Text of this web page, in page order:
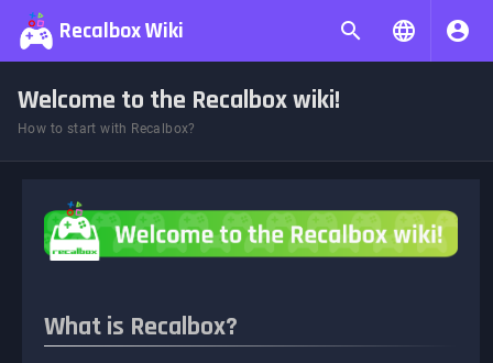
Recalbox Wiki
Welcome to the Recalbox wiki!
How to start with Recalbox?
What is Recalbox?